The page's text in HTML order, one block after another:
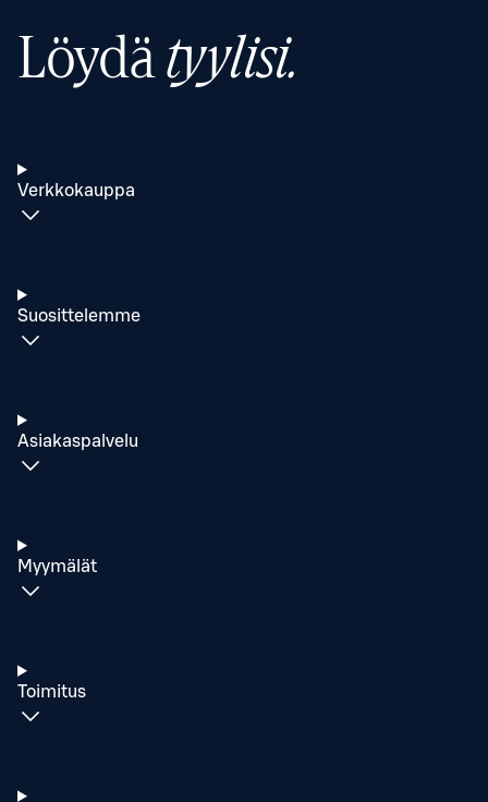
Löydätyylisi.
Verkkokauppa
Suosittelemme
Asiakaspalvelu
Myymälät
Toimitus